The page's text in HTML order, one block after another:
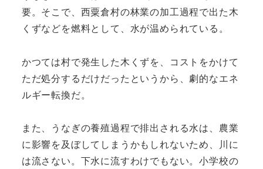
要。そこで、西粟倉村の林業の加工過程で出た木
くずなどを燃料として、水が温められている。
かつては村で発生した木くずを、コストをかけて
ただ処分するだけだったというから、劇的なエネ
ルギー転換だ。
また、うなぎの養殖過程で排出される水は、農業
に影響を及ぼしてしまうかもしれないため、川に
は流さない。下水に流すわけでもない。小学校の